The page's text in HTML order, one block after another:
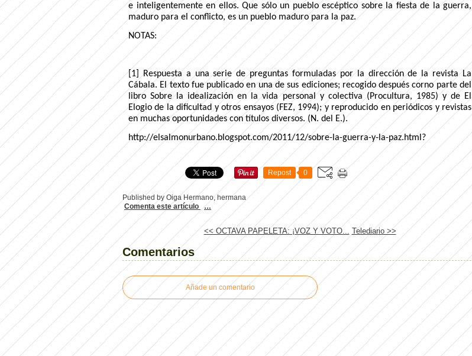
e inteligentemente en ellos. Que sólo un pueblo escéptico sobre la fiesta de la guerra,
maduro para el conflicto, es un pueblo maduro para la paz.
NOTAS:
[1] Respuesta a una serie de preguntas formuladas por la dirección de la revista La
Cábala. El texto fue publicado en una de sus ediciones; recogido después corno parte del
libro Sobre la idealización en la vida personal y colectiva (Procultura, 1985) y de El
Elogio de la dificultad y otros ensayos (FEZ, 1994); y reproducido en periódicos y revistas
en muchas oportunidades con títulos diversos. (N. del E.).
http://elsalmonurbano.blogspot.com/2011/12/sobre-la-guerra-y-la-paz.html?
Repost 0
Published by Oiga Hermano, hermana
Comenta este artículo
…
<< OCTAVA PAPELETA: ¡VOZ Y VOTO... Telediario >>
Comentarios
Añade un comentario